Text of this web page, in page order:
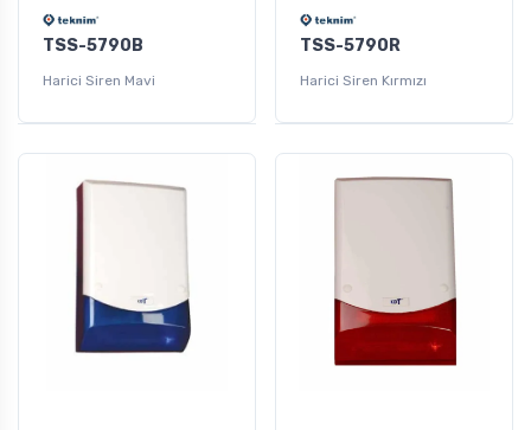
TSS-5790B
Harici Siren Mavi
TSS-5790R
Harici Siren Kırmızı